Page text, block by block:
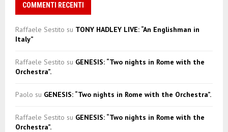
COMMENTI RECENTI
Raffaele Sestito su TONY HADLEY LIVE: “An Englishman in
Italy”
Raffaele Sestito su GENESIS: “Two nights in Rome with the
Orchestra”.
Paolo su GENESIS: “Two nights in Rome with the Orchestra”.
Raffaele Sestito su GENESIS: “Two nights in Rome with the
Orchestra”.